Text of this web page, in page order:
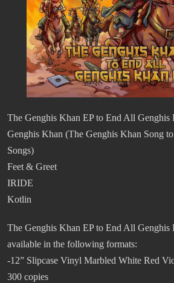
The Genghis Khan EP to End All Genghis
Genghis Khan (The Genghis Khan Song
Songs)
Feet & Greet
IRIDE
Kotlin
The Genghis Khan EP to End All Genghis
available in the following formats:
-12” Slipcase Vinyl Marbled White Red
300 copies